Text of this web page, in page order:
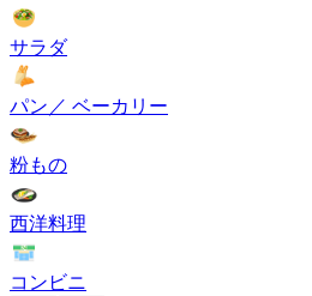
サラダ
パン／ ベーカリー
粉もの
西洋料理
コンビニ